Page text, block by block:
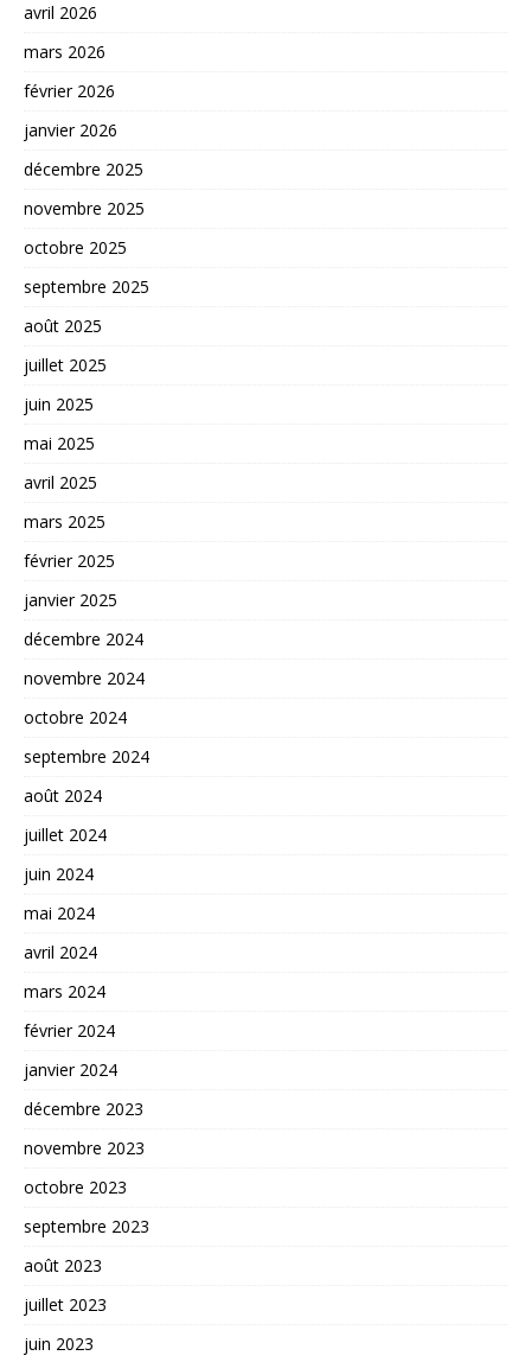
avril 2026
mars 2026
février 2026
janvier 2026
décembre 2025
novembre 2025
octobre 2025
septembre 2025
août 2025
juillet 2025
juin 2025
mai 2025
avril 2025
mars 2025
février 2025
janvier 2025
décembre 2024
novembre 2024
octobre 2024
septembre 2024
août 2024
juillet 2024
juin 2024
mai 2024
avril 2024
mars 2024
février 2024
janvier 2024
décembre 2023
novembre 2023
octobre 2023
septembre 2023
août 2023
juillet 2023
juin 2023